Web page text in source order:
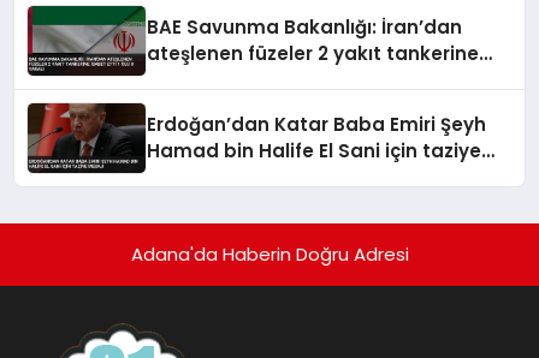
BAE Savunma Bakanlığı: İran’dan
ateşlenen füzeler 2 yakıt tankerine
Erdoğan’dan Katar Baba Emiri Şeyh
Hamad bin Halife El Sani için taziye
Adana'da Haberin Doğru Adresi